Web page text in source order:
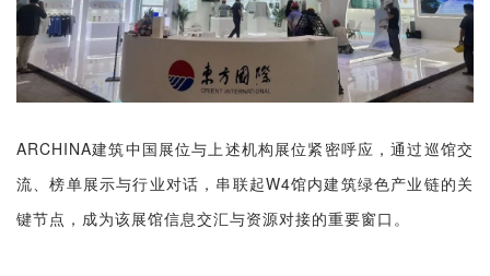
ARCHINA建筑中国展位与上述机构展位紧密呼应，通过巡馆交
流、榜单展示与行业对话，串联起W4馆内建筑绿色产业链的关
键节点，成为该展馆信息交汇与资源对接的重要窗口。